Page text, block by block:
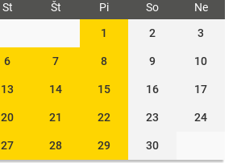
St Št Pi So
Ne
1
2 3
6 7 8 9 10
13 14 15 16 17
20 21 22 23 24
27 28 29 30